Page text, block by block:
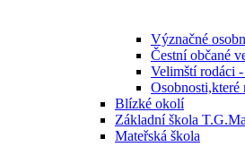
Význačné
Čestní občané
Velimští rodáci
Blízké okolí
Základní škola
Mateřská škola